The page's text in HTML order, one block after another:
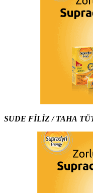
SUDE FİLİZ / TAHA